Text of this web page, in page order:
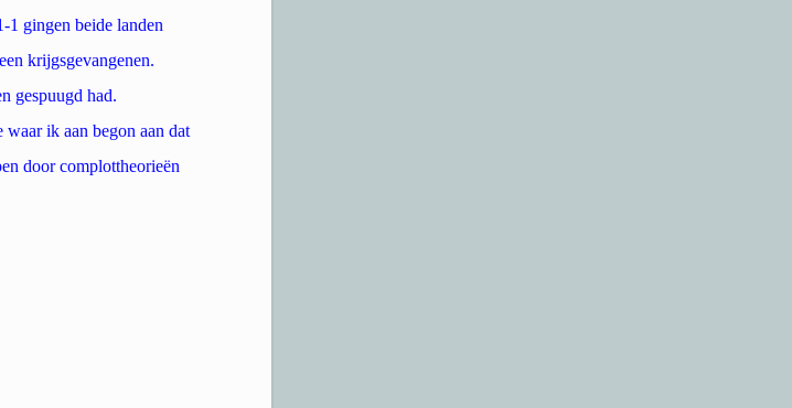
1 gingen beide landen
krijgsgevangenen.
gespuugd had.
ik aan begon aan dat
door complottheorieën